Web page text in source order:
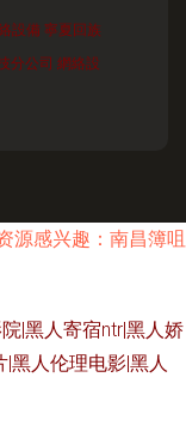
設備 寧夏回族
分公司 網絡設
源感兴趣：南昌簿咀
|黑人寄宿ntr|黑人娇
黑人伦理电影|黑人